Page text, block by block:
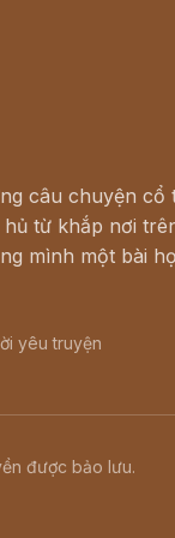
câu chuyện cổ
từ khắp nơi
mình một bài
yêu truyện
được bảo lưu.